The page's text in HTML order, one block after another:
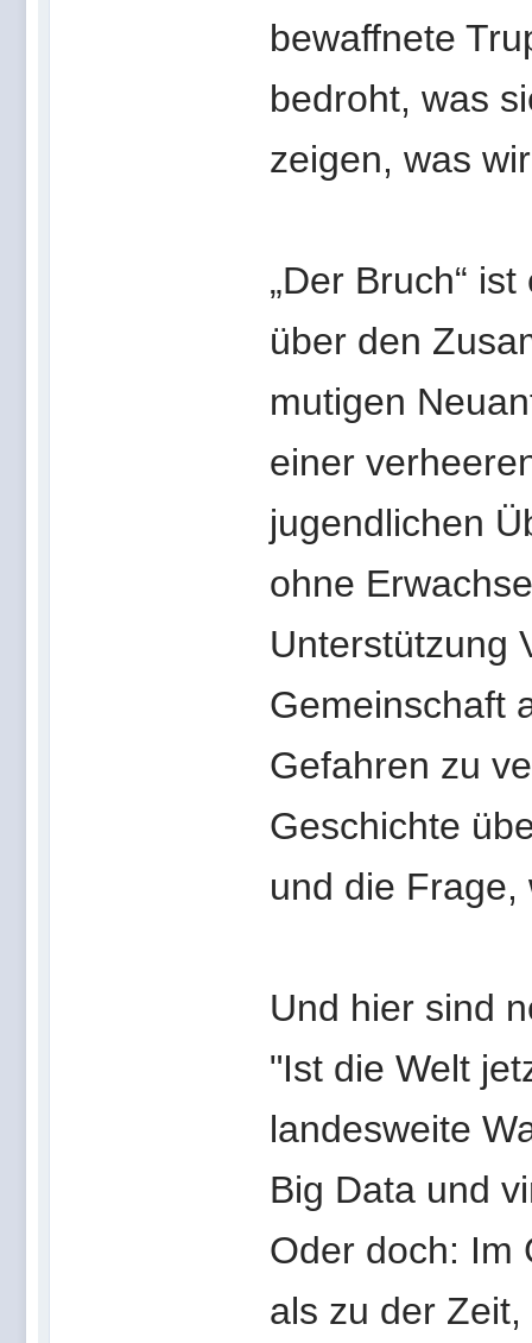
bewaffnete
bedroht, was
zeigen, was
„Der Bruch“
über den
mutigen
einer
jugendlichen
ohne
Unterstützung
Gemeinschaft
Gefahren zu
Geschichte
und die Frage,
Und hier sind
"Ist die Welt
landesweite
Big Data und
Oder doch: Im
als zu der